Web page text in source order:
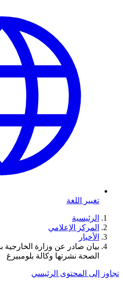
تغيير اللغة
الرئيسية
المركز الإعلامي
الأخبار
بيان صادر عن وزارة الخارجية
الصحة نشرتها وكالة بلومبيرغ
تجاوز إلى المحتوى الرئيسي